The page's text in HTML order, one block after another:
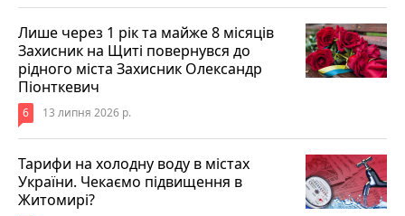
Лише через 1 рік та майже 8 місяців
Захисник на Щиті повернувся до
рідного міста Захисник Олександр
Піонткевич
6 13 липня 2026 р.
Тарифи на холодну воду в містах
України. Чекаємо підвищення в
Житомирі?